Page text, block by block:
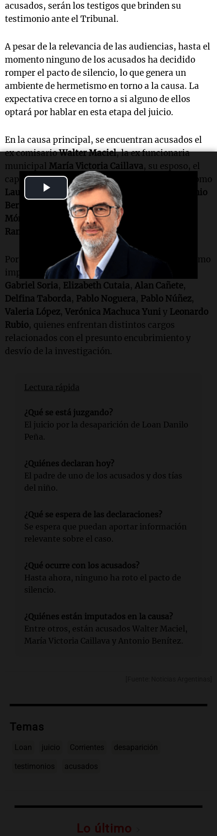
Play
Video
acusados, serán los testigos que brinden su
testimonio ante el Tribunal.
A pesar de la relevancia de las audiencias, hasta el
momento ninguno de los acusados ha decidido
romper el pacto de silencio, lo que genera un
ambiente de hermetismo en torno a la causa. La
expectativa crece en torno a si alguno de ellos
optará por hablar en esta etapa del juicio.
En la causa principal, se encuentran acusados el
ex comisarioWalter Maciel, la ex funcionaria
municipal María Victoria Caillava, su esposo, el
capitán de la ArmadaCarlos Guido Pérez
, así como
Laudelina Peña , tía del niño, y su esposo,
Antonio
Bernardino Benítez. También están imputados
Mónica Del Carmen Millapiy
Ramírez
Por otro lado, en una causa paralela, figuran como
imputadosFederico Rossi Colombo
Gabriel Soria, Elizabeth Cutaia, Alan Cañete,
Delfina Taborda, Pablo Noguera, Pablo Núñez,
Valeria López, Verónica Machuca Yuniy Leonardo
Rubio, quienes enfrentan distintos cargos
relacionados con el presunto encubrimiento y
desvío de la investigación.
Lectura rápida
¿Qué se está juzgando?
El juicio por la desaparición de Loan Danilo
Peña.
¿Quiénes declaran hoy?
El padre de uno de los acusados y dos tías
del niño.
¿Qué se espera de las declaraciones?
Se espera que puedan aportar información
relevante sobre el caso.
¿Qué ocurre con los acusados?
Hasta ahora, ninguno ha roto el pacto de
silencio.
¿Quiénes están imputados en la causa?
Entre otros, están acusados Walter Maciel,
María Victoria Caillava y Antonio Benítez.
Temas
Loan juicio Corrientes desaparición
testimonios acusados
Lo último